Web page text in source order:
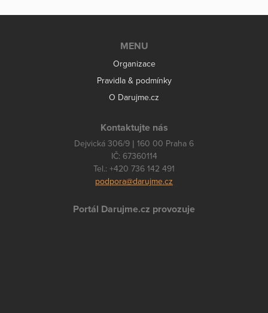
MENU
Organizace
Pravidla & podmínky
O Darujme.cz
Kontaktujte nás
Dejvická 306/9 | 160 00 Praha 6
IČ: 67360114
Tel.: +420 736 142 491
podpora@darujme.cz
Portál Darujme.cz provozuje